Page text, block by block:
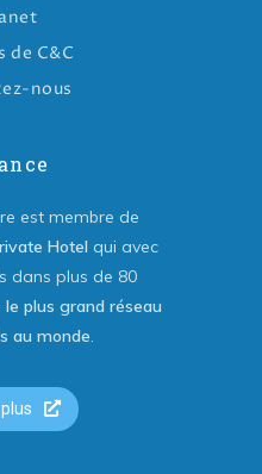
de C&C
nous
est membre de
Hotel qui avec
dans plus de 80
le plus grand réseau
au monde.